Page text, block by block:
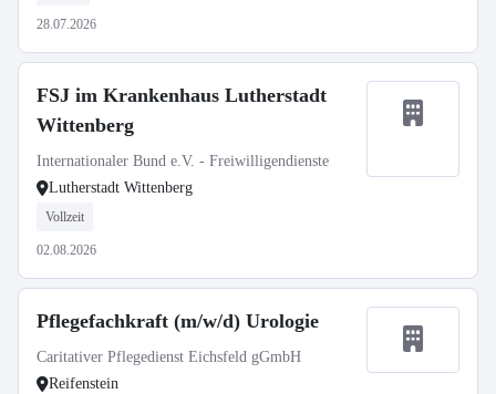
28.07.2026
FSJ im Krankenhaus Lutherstadt
Wittenberg
Internationaler Bund e.V. - Freiwilligendienste
Lutherstadt Wittenberg
Vollzeit
02.08.2026
Pflegefachkraft (m/w/d) Urologie
Caritativer Pflegedienst Eichsfeld gGmbH
Reifenstein